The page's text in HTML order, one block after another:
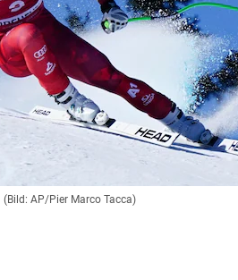
(Bild: AP/Pier Marco Tacca)